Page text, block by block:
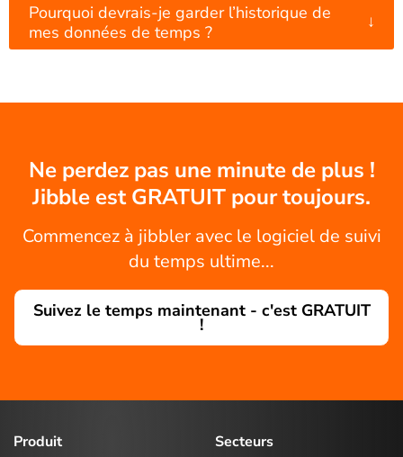
Pourquoi devrais-je garder l’historique de
mes données de temps ?
↓
Ne perdez pas une minute de plus !
Jibble est GRATUIT pour toujours.
Commencez à jibbler avec le logiciel de suivi
du temps ultime...
Suivez le temps maintenant - c'est GRATUIT
!
Produit
Secteurs